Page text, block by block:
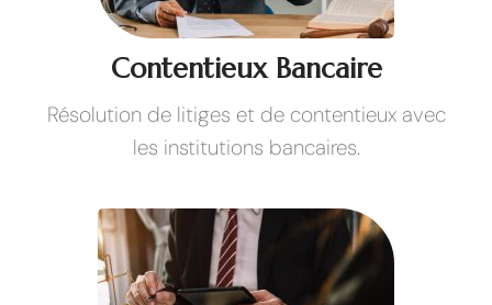
Contentieux Bancaire
Résolution de litiges et de contentieux avec
les institutions bancaires.